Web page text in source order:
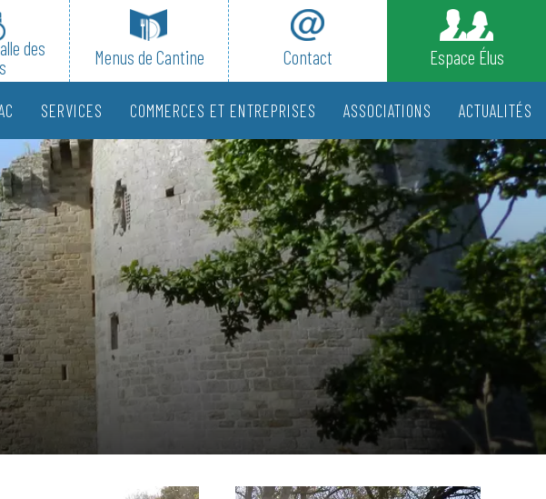
des
Menus de Cantine Contact Espace Élus
SERVICES COMMERCES ET ENTREPRISES ASSOCIATIONS ACTUALITÉS